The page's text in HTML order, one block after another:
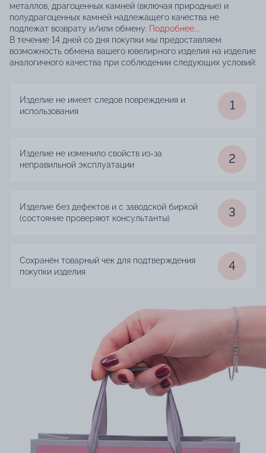
металлов, драгоценных камней (включая природные) и
полудрагоценных камней надлежащего качества не
подлежат возврату и/или обмену. Подробнее...
В течение 14 дней со дня покупки мы предоставляем
возможность обмена вашего ювелирного изделия на изделие
аналогичного качества при соблюдении следующих условий:
Изделие не имеет следов повреждения и
использования
1
Изделие не изменило свойств из-за
неправильной эксплуатации
2
Изделие без дефектов и с заводской биркой
(состояние проверяют консультанты)
3
Сохранён товарный чек для подтверждения
покупки изделия
4